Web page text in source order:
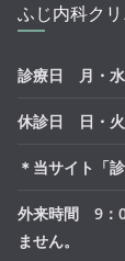
ふじ内科ク
診療日 月・
休診日 日・火
＊当サイト「
外来時間 9：
ません。